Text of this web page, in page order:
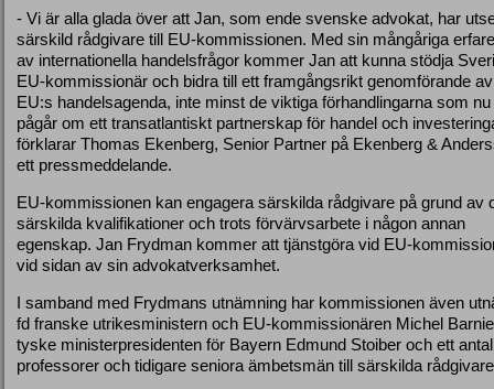
- Vi är alla glada över att Jan, som ende svenske advokat, har
särskild rådgivare till EU-kommissionen. Med sin mångåriga
av internationella handelsfrågor kommer Jan att kunna stödja
EU-kommissionär och bidra till ett framgångsrikt genomförande av
EU:s handelsagenda, inte minst de viktiga förhandlingarna som nu
pågår om ett transatlantiskt partnerskap för handel och
förklarar Thomas Ekenberg, Senior Partner på Ekenberg &
ett pressmeddelande.
EU-kommissionen kan engagera särskilda rådgivare på grund av
särskilda kvalifikationer och trots förvärvsarbete i någon annan
egenskap. Jan Frydman kommer att tjänstgöra vid EU-
vid sidan av sin advokatverksamhet.
I samband med Frydmans utnämning har kommissionen även
fd franske utrikesministern och EU-kommissionären Michel
tyske ministerpresidenten för Bayern Edmund Stoiber och ett antal
professorer och tidigare seniora ämbetsmän till särskilda